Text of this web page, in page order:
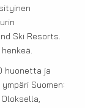
Ski Resorts.
huonetta ja
Suomen: